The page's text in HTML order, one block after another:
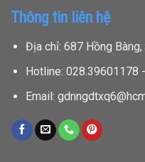
Thông tin liên hệ
Địa chỉ: 687 Hồng
Hotline: 028.39601178
Email: